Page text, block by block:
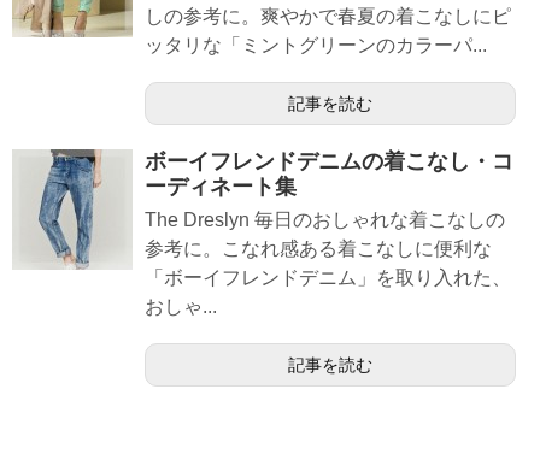
しの参考に。爽やかで春夏の着こなしにピ
ッタリな「ミントグリーンのカラーパ...
記事を読む
ボーイフレンドデニムの着こなし・コ
ーディネート集
The Dreslyn 毎日のおしゃれな着こなしの
参考に。こなれ感ある着こなしに便利な
「ボーイフレンドデニム」を取り入れた、
おしゃ...
記事を読む